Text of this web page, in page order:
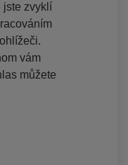
jste zvyklí
vám
můžete